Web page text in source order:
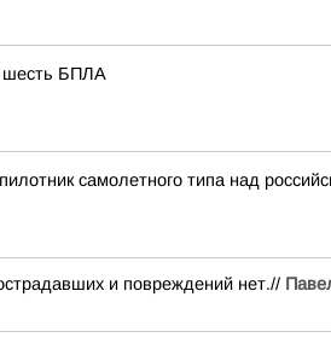
шесть БПЛА
самолетного типа над
и повреждений нет.//